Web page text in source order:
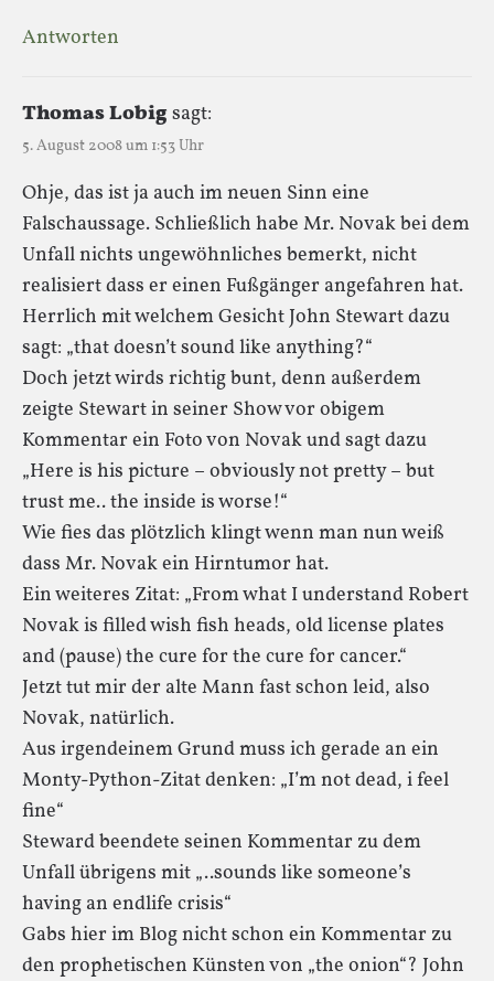
Antworten
Thomas Lobigsagt:
5. August 2008 um 1:53 Uhr
Ohje, das ist ja auch im neuen Sinn eine
Falschaussage. Schließlich habe Mr. Novak bei dem
Unfall nichts ungewöhnliches bemerkt, nicht
realisiert dass er einen Fußgänger angefahren hat.
Herrlich mit welchem Gesicht John Stewart dazu
sagt: „that doesn’t sound like anything?“
Doch jetzt wirds richtig bunt, denn außerdem
zeigte Stewart in seiner Show vor obigem
Kommentar ein Foto von Novak und sagt dazu
„Here is his picture – obviously not pretty – but
trust me.. the inside is worse!“
Wie fies das plötzlich klingt wenn man nun weiß
dass Mr. Novak ein Hirntumor hat.
Ein weiteres Zitat: „From what I understand Robert
Novak is filled wish fish heads, old license plates
and (pause) the cure for the cure for cancer.“
Jetzt tut mir der alte Mann fast schon leid, also
Novak, natürlich.
Aus irgendeinem Grund muss ich gerade an ein
Monty-Python-Zitat denken: „I’m not dead, i feel
fine“
Steward beendete seinen Kommentar zu dem
Unfall übrigens mit „..sounds like someone’s
having an endlife crisis“
Gabs hier im Blog nicht schon ein Kommentar zu
den prophetischen Künsten von „the onion“? John